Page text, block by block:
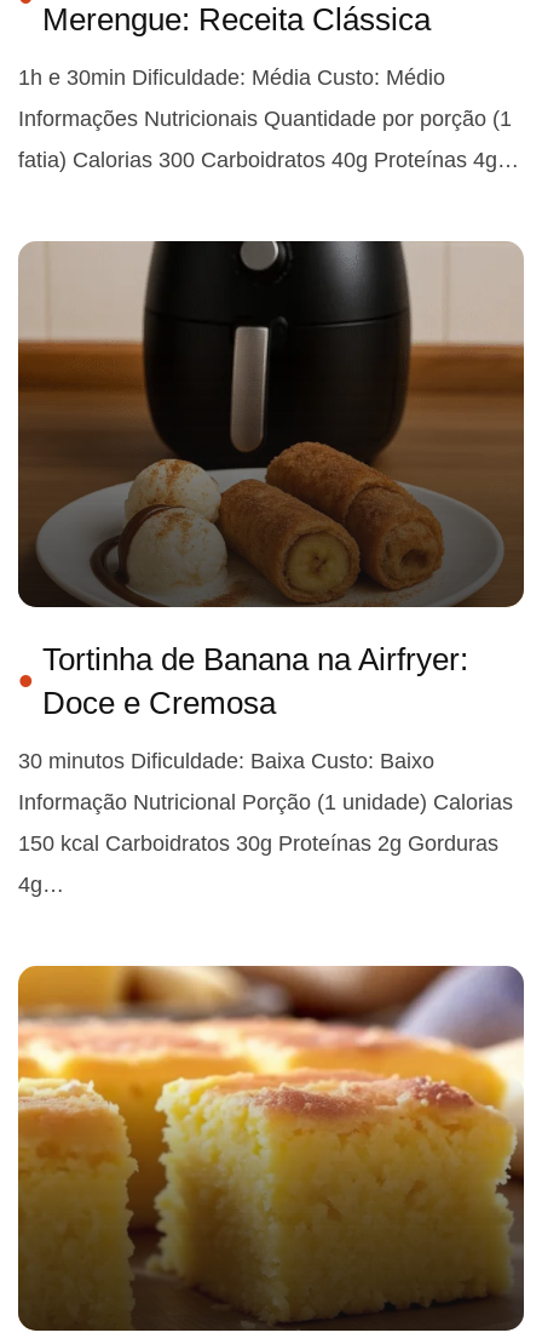
Merengue: Receita Clássica
1h e 30min Dificuldade: Média Custo: Médio
Informações Nutricionais Quantidade por porção (1
fatia) Calorias 300 Carboidratos 40g Proteínas 4g…
Tortinha de Banana na Airfryer:
Doce e Cremosa
30 minutos Dificuldade: Baixa Custo: Baixo
Informação Nutricional Porção (1 unidade) Calorias
150 kcal Carboidratos 30g Proteínas 2g Gorduras
4g…